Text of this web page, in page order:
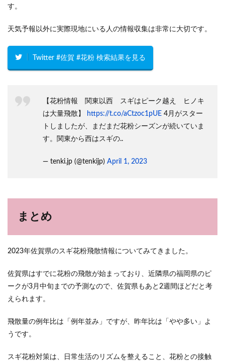
す。
天気予報以外に実際現地にいる人の情報収集は非常に大切です。
Twitter #佐賀 #花粉 検索結果を見る
【花粉情報 関東以西 スギはピーク越え ヒノキ
は大量飛散】
https://t.co/aCtzoc1pUE 4月がスター
トしましたが、まだまだ花粉シーズンが続いていま
す。関東から西はスギの..
— tenki.jp (@tenkijp) April 1, 2023
まとめ
2023年佐賀県のスギ花粉飛散情報についてみてきました。
佐賀県はすでに花粉の飛散が始まっており、近隣県の福岡県のピ
ークが3月中旬までの予測なので、佐賀県もあと2週間ほどだと考
えられます。
飛散量の例年比は「例年並み」ですが、昨年比は「やや多い」よ
うです。
スギ花粉対策は、日常生活のリズムを整えること、花粉との接触